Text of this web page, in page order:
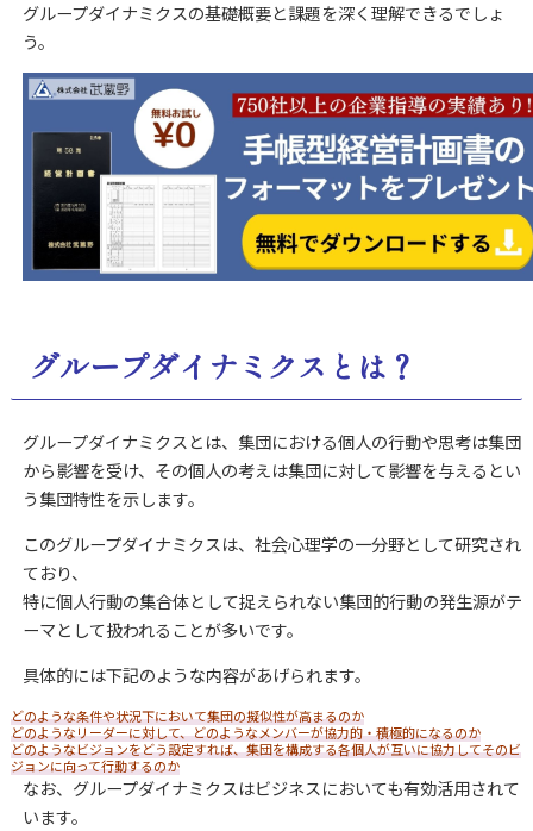
グループダイナミクスの基礎概要と課題を深く理解できるでしょ
う。
グループダイナミクスとは？
グループダイナミクスとは、集団における個人の行動や思考は集団
から影響を受け、その個人の考えは集団に対して影響を与えるとい
う集団特性を示します。
このグループダイナミクスは、社会心理学の一分野として研究され
ており、
特に個人行動の集合体として捉えられない集団的行動の発生源がテ
ーマとして扱われることが多いです。
具体的には下記のような内容があげられます。
どのような条件や状況下において集団の擬似性が高まるのか
どのようなリーダーに対して、どのようなメンバーが協力的・積極的になるのか
どのようなビジョンをどう設定すれば、集団を構成する各個人が互いに協力してそのビ
ジョンに向って行動するのか
なお、グループダイナミクスはビジネスにおいても有効活用されて
います。